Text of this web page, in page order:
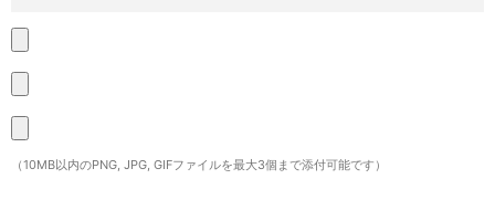
（10MB以内のPNG, JPG, GIFファイルを最大3個まで添付可能です）